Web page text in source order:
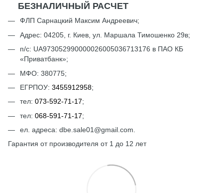
БЕЗНАЛИЧНЫЙ РАСЧЕТ
ФЛП Сарнацкий Максим Андреевич;
Адрес: 04205, г. Киев, ул. Маршала Тимошенко 29в;
п/с: UА973052990000026005036713176 в ПАО КБ
«Приватбанк»;
МФО: 380775;
ЕГРПОУ: 3455912958;
тел: 073-592-71-17;
тел: 068-591-71-17;
ел. адреса: dbe.sale01@gmail.com.
Гарантия от производителя от 1 до 12 лет